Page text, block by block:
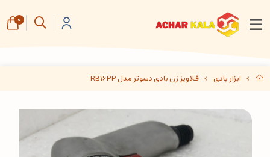
ابزار بادی قلاویز زن بادی دسوتر مدل RB16PP
0